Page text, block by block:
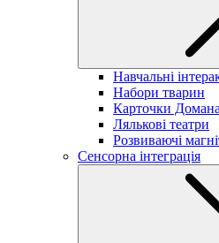
Навчальні
Набори тварин
Карточки Домана
Лялькові театри
Розвиваючі
Сенсорна інтеграція